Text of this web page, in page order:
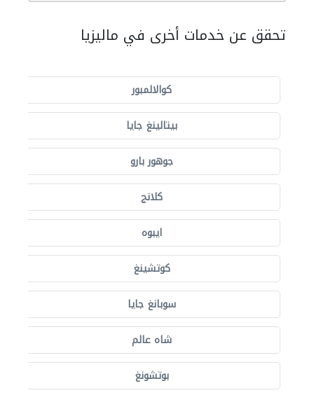
تحقق عن خدمات أخرى في ماليزيا
كوالالمبور
بيتالينغ جايا
جوهور بارو
كلانج
ايبوه
كوتشينغ
سوبانغ جايا
شاه عالم
بوتشونغ